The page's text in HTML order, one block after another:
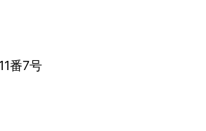
番7号